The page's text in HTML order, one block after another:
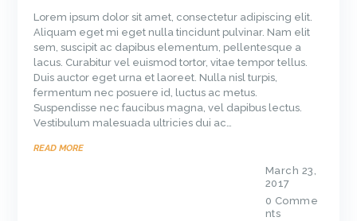
Lorem ipsum dolor sit amet, consectetur adipiscing elit.
Aliquam eget mi eget nulla tincidunt pulvinar. Nam elit
sem, suscipit ac dapibus elementum, pellentesque a
lacus. Curabitur vel euismod tortor, vitae tempor tellus.
Duis auctor eget urna et laoreet. Nulla nisl turpis,
fermentum nec posuere id, luctus ac metus.
Suspendisse nec faucibus magna, vel dapibus lectus.
Vestibulum malesuada ultricies dui ac…
READ MORE
March 23,
2017
0 Comme
nts